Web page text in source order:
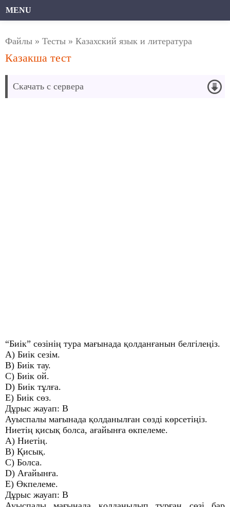
MENU
Файлы » Тесты » Казахский язык и литература
Казакша тест
Скачать с сервера
“Биік” сөзінің тура мағынада қолданғанын белгілеңіз.
A) Биік сезім.
B) Биік тау.
C) Биік ой.
D) Биік тұлға.
E) Биік сөз.
Дұрыс жауап: B
Ауыспалы мағынада қолданылған сөзді көрсетіңіз.
Ниетің қисық болса, ағайынға өкпелеме.
A) Ниетің.
B) Қисық.
C) Болса.
D) Ағайынға.
E) Өкпелеме.
Дұрыс жауап: B